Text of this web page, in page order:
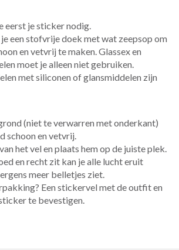
eerst je sticker nodig.
een stofvrije doek met wat zeepsop om
en vetvrij te maken. Glassex en
moet je alleen niet gebruiken.
met siliconen of glansmiddelen zijn
(niet te verwarren met onderkant)
schoon en vetvrij.
het vel en plaats hem op de juiste plek.
en recht zit kan je alle lucht eruit
meer belletjes ziet.
Een stickervel met de outfit en
te bevestigen.